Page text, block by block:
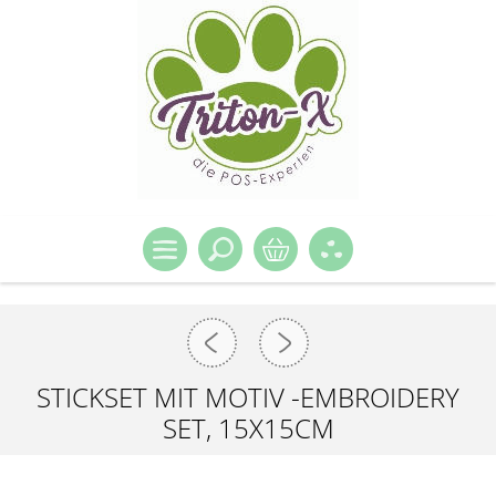
STICKSET MIT MOTIV -EMBROIDERY
SET, 15X15CM